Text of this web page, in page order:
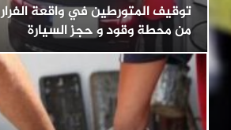
توقيف المتورطين في واقعة الفرار
من محطة وقود و حجز السيارة